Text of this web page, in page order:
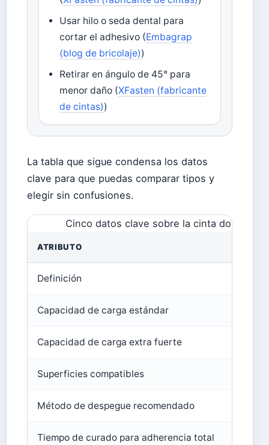
Usar hilo o seda dental para
cortar el adhesivo (Embagrap
(blog de bricolaje))
Retirar en ángulo de 45° para
menor daño (XFasten (fabricante
de cintas))
La tabla que sigue condensa los datos
clave para que puedas comparar tipos y
elegir sin confusiones.
Cinco datos clave sobre la cinta doble
ATRIBUTO
Definición
Capacidad de carga estándar
Capacidad de carga extra fuerte
Superficies compatibles
Método de despegue recomendado
Tiempo de curado para adherencia total